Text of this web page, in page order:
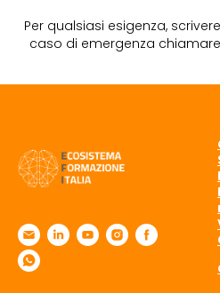
Per qualsiasi esigenza,
caso di emergenza